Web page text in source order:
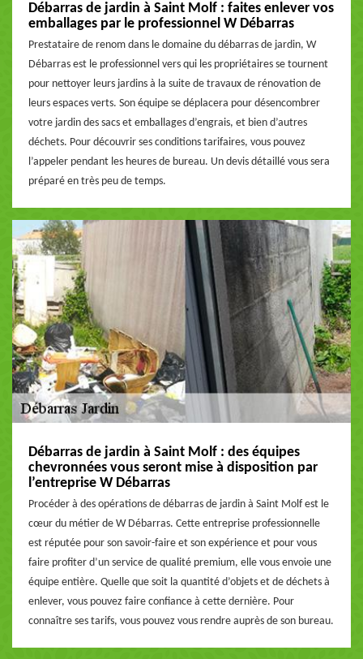
Débarras de jardin à Saint Molf : faites enlever vos
emballages par le professionnel W Débarras
Prestataire de renom dans le domaine du débarras de jardin, W
Débarras est le professionnel vers qui les propriétaires se tournent
pour nettoyer leurs jardins à la suite de travaux de rénovation de
leurs espaces verts. Son équipe se déplacera pour désencombrer
votre jardin des sacs et emballages d’engrais, et bien d’autres
déchets. Pour découvrir ses conditions tarifaires, vous pouvez
l’appeler pendant les heures de bureau. Un devis détaillé vous sera
préparé en très peu de temps.
Débarras de jardin à Saint Molf : des équipes
chevronnées vous seront mise à disposition par
l’entreprise W Débarras
Procéder à des opérations de débarras de jardin à Saint Molf est le
cœur du métier de W Débarras. Cette entreprise professionnelle
est réputée pour son savoir-faire et son expérience et pour vous
faire profiter d’un service de qualité premium, elle vous envoie une
équipe entière. Quelle que soit la quantité d’objets et de déchets à
enlever, vous pouvez faire confiance à cette dernière. Pour
connaître ses tarifs, vous pouvez vous rendre auprès de son bureau.